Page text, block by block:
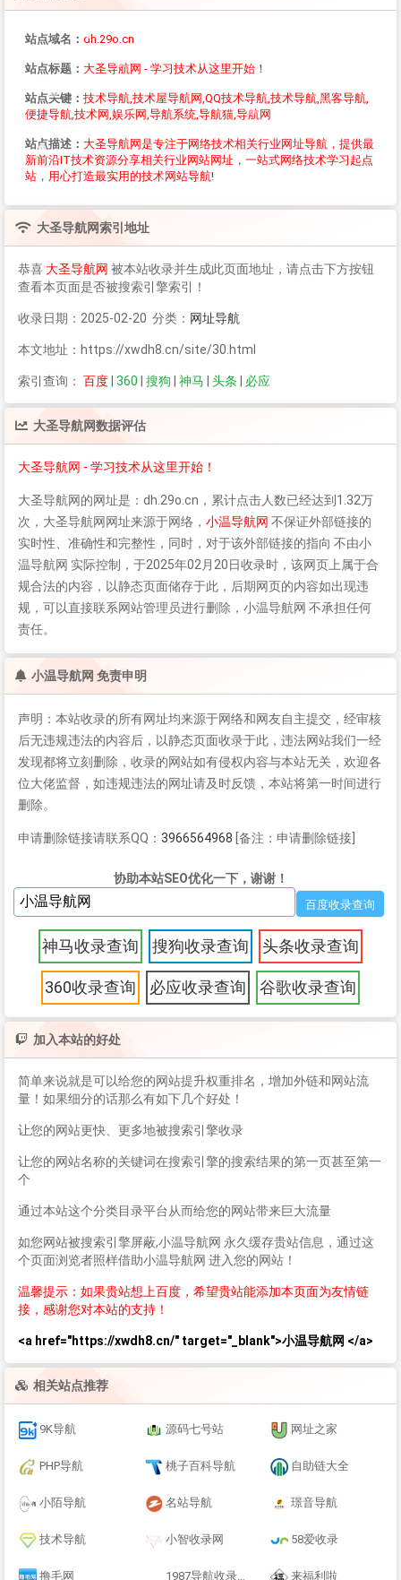
站点域名： dh.29o.cn
站点标题： 大圣导航网 - 学习技术从这里开始！
站点关键： 技术导航,技术屋导航网,QQ技术导航,技术导航,黑客导航,
便捷导航,技术网,娱乐网,导航系统,导航猫,导航网
站点描述： 大圣导航网是专注于网络技术相关行业网址导航，提供最
新前沿IT技术资源分享相关行业网站网址，一站式网络技术学习起点
站，用心打造最实用的技术网站导航!
大圣导航网索引地址
恭喜 大圣导航网 被本站收录并生成此页面地址，请点击下方按钮
查看本页面是否被搜索引擎索引！
收录日期：2025-02-20 分类： 网址导航
本文地址：https://xwdh8.cn/site/30.html
索引查询： 百度 360 搜狗 神马 头条 必应
大圣导航网数据评估
大圣导航网 - 学习技术从这里开始！
大圣导航网的网址是：dh.29o.cn，累计点击人数已经达到1.32万
次， 大圣导航网 网址来源于网络， 小温导航网 不保证外部链接的
实时性、准确性和完整性，同时，对于该外部链接的指向 不由小
温导航网 实际控制，于2025年02月20日收录时，该网页上属于合
规合法的内容，以静态页面储存于此，后期网页的内容如出现违
规，可以直接联系网站管理员进行删除，小温导航网 不承担任何
责任。
小温导航网 免责申明
声明：本站收录的所有网址均来源于网络和网友自主提交，经审核
后无违规违法的内容后，以静态页面收录于此，违法网站我们一经
发现都将立刻删除，收录的网站如有侵权内容与本站无关，欢迎各
位大佬监督，如违规违法的网址请及时反馈，本站将第一时间进行
删除。
申请删除链接请联系QQ： 3966564968 [备注：申请删除链接]
协助本站SEO优化一下，谢谢！
神马收录查询 搜狗收录查询 头条收录查询
360收录查询 必应收录查询 谷歌收录查询
加入本站的好处
简单来说就是可以给您的网站提升权重排名，增加外链和网站流
量！如果细分的话那么有如下几个好处！
让您的网站更快、更多地被搜索引擎收录
让您的网站名称的关键词在搜索引擎的搜索结果的第一页甚至第一
个
通过本站这个分类目录平台从而给您的网站带来巨大流量
如您网站被搜索引擎屏蔽,小温导航网 永久缓存贵站信息，通过这
个页面浏览者照样借助小温导航网 进入您的网站！
温馨提示：如果贵站想上百度，希望贵站能添加本页面为友情链
接，感谢您对本站的支持！
<a href="https://xwdh8.cn/" target="_blank">小温导航网 </a>
相关站点推荐
9K导航 源码七号站 网址之家
PHP导航 桃子百科导航 自助链大全
小陌导航 名站导航 璟音导航
技术导航 小智收录网 58爱收录
撸毛网 1987导航收录网-全网收录 来福利啦